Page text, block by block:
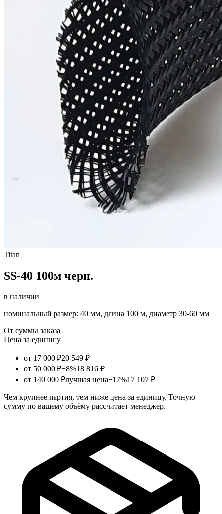
Titan
SS-40 100м черн.
в наличии
номинальный размер: 40 мм, длина 100 м, диаметр 30-60 мм
От суммы заказа
Цена за единицу
от 17 000 ₽20 549 ₽
от 50 000 ₽−8%18 816 ₽
от 140 000 ₽лучшая цена−17%17 107 ₽
Чем крупнее партия, тем ниже цена за единицу. Точную
сумму по вашему объёму рассчитает менеджер.